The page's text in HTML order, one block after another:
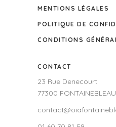
MENTIONS LÉGALES
POLITIQUE DE
CONDITIONS
CONTACT
23 Rue Denecourt
77300 FONTAINEBLEAU